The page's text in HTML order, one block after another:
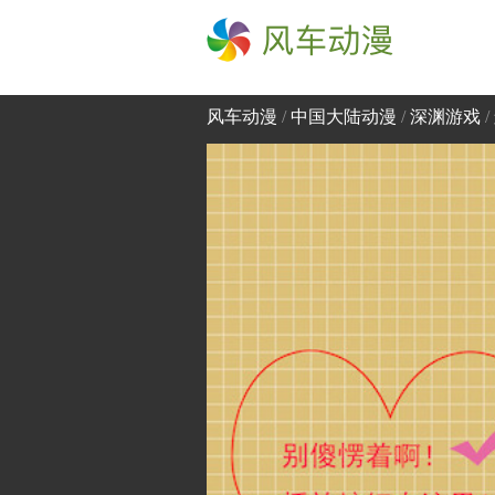
风车动漫
风车动漫 / 中国大陆动漫 /深渊游戏 /